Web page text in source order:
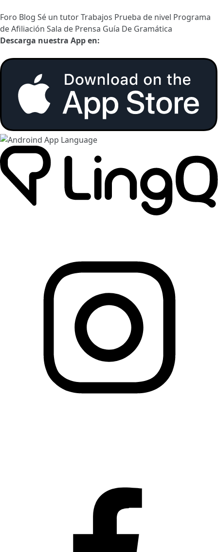
Foro Blog Sé un tutorTrabajos Prueba de nivel Programa
de Afiliación Sala de Prensa Guía De Gramática
Descarga nuestra App en: